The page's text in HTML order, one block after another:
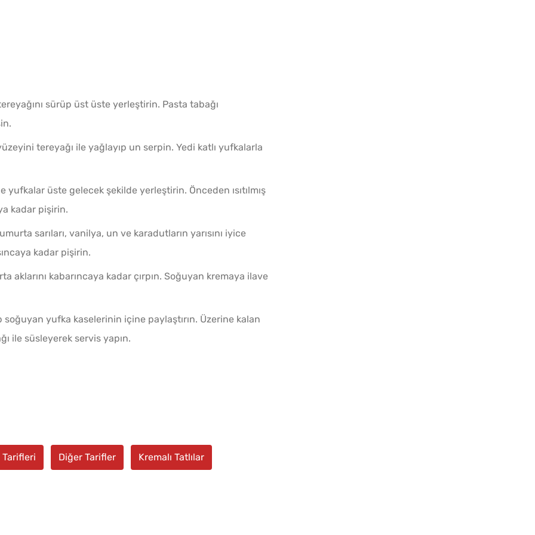
sürüp üst üste yerleştirin. Pasta tabağı
tereyağı ile yağlayıp un serpin. Yedi katlı yufkalarla
yufkalar üste gelecek şekilde yerleştirin. Önceden ısıtılmış
kadar pişirin.
sarıları, vanilya, un ve karadutların yarısını iyice
kadar pişirin.
aklarını kabarıncaya kadar çırpın. Soğuyan kremaya ilave
soğuyan yufka kaselerinin içine paylaştırın. Üzerine kalan
ile süsleyerek servis yapın.
Tarifleri Diğer Tarifler Kremalı Tatlılar